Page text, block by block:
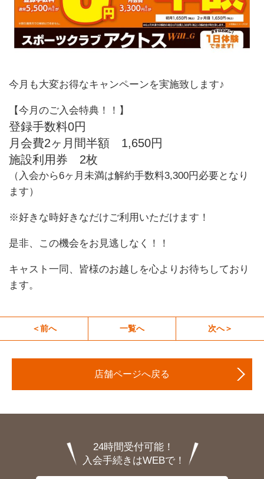
今月も大変お得なキャンペーンを実施致します♪
【今月のご入会特典！！】
登録手数料0円
月会費2ヶ月間半額 1,650円
施設利用券 2枚
（入会から6ヶ月未満は解約手数料3,300円必要となり
ます）
※好きな時好きなだけご利用いただけます！
是非、この機会をお見逃しなく！！
キャスト一同、皆様のお越しを心よりお待ちしており
ます。
＜前へ 一覧へ 次へ＞
店舗ページへ戻る
24時間受付可能！
入会手続きはWEBで！